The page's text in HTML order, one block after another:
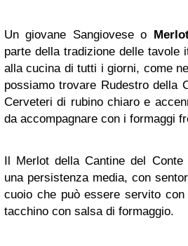
Un giovane Sangiovese o
parte della tradizione delle tavole
alla cucina di tutti i giorni, come
possiamo trovare Rudestro della
Cerveteri di rubino chiaro e
da accompagnare con i formaggi
Il Merlot della Cantine del
una persistenza media, con
cuoio che può essere servito
tacchino con salsa di formaggio.